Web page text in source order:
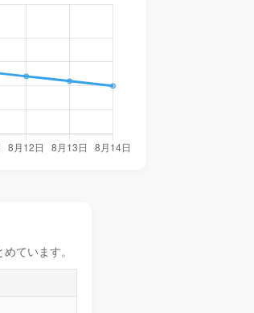
めています。